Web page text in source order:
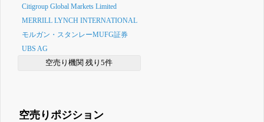
Citigroup Global Markets Limited
MERRILL LYNCH INTERNATIONAL
モルガン・スタンレーMUFG証券
UBS AG
空売り機関 残り5件
空売りポジション